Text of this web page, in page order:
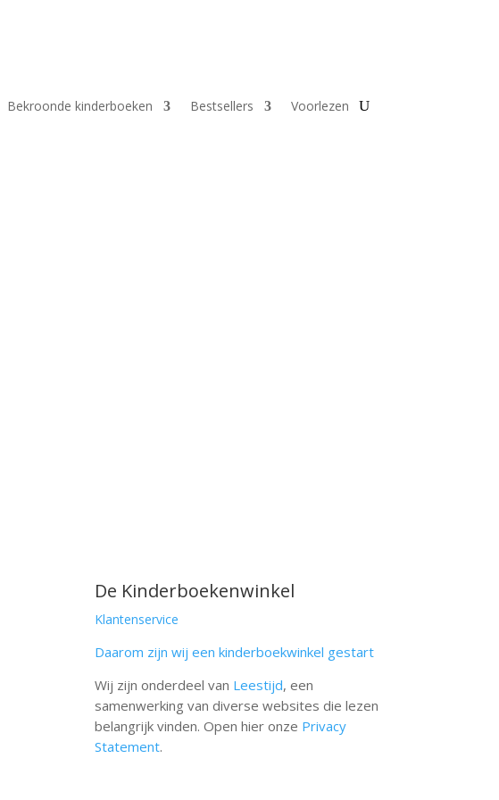
Bekroonde kinderboeken Bestsellers Voorlezen
De Kinderboekenwinkel
Klantenservice
Daarom zijn wij een kinderboekwinkel gestart
Wij zijn onderdeel van Leestijd, een
samenwerking van diverse websites die lezen
belangrijk vinden. Open hier onze Privacy
Statement.